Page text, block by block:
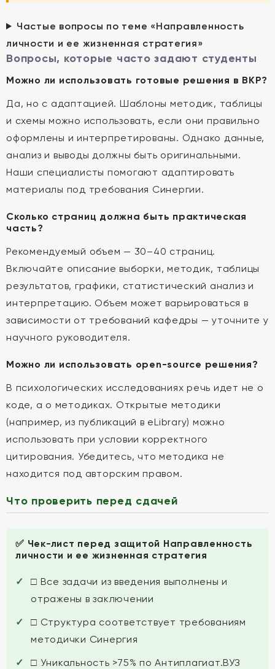
Частые вопросы по теме «Направленность
личности и ее жизненная стратегия»
Вопросы, которые часто задают студенты
Можно ли использовать готовые решения в ВКР?
Да, но с адаптацией. Шаблоны методик, таблицы
и схемы можно использовать, если они правильно
оформлены и интерпретированы. Однако данные,
анализ и выводы должны быть оригинальными.
Наши специалисты помогают адаптировать
материалы под требования Синергии.
Сколько страниц должна быть практическая
часть?
Рекомендуемый объем — 30–40 страниц.
Включайте описание выборки, методик, таблицы
результатов, графики, статистический анализ и
интерпретацию. Объем может варьироваться в
зависимости от требований кафедры — уточните у
научного руководителя.
Можно ли использовать open-source решения?
В психологических исследованиях речь идет не о
коде, а о методиках. Открытые методики
(например, из публикаций в eLibrary) можно
использовать при условии корректного
цитирования. Убедитесь, что методика не
находится под авторским правом.
Что проверить перед сдачей
✅ Чек-лист перед защитой Направленность
личности и ее жизненная стратегия
□ Все задачи из введения выполнены и
отражены в заключении
□ Структура соответствует требованиям
методички Синергия
□ Уникальность >75% по Антиплагиат.ВУЗ